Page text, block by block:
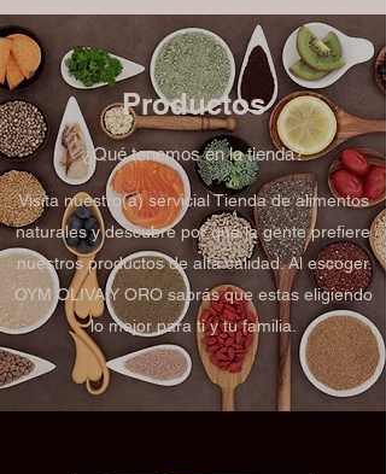
Productos
¿Qué tenemos en la tienda?
Visita nuestro(a) servicial Tienda de alimentos
naturales y descubre por qué la gente prefiere
nuestros productos de alta calidad. Al escoger
OYM OLIVA Y ORO sabrás que estas eligiendo
lo mejor para ti y tu familia.